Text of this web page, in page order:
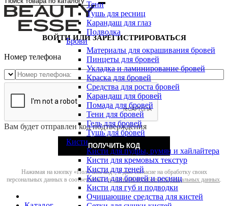
Тени
Тушь для ресниц
Карандаш для глаз
Подводка
Брови
Материалы для окрашивания бровей
Пинцеты для бровей
Укладка и ламинирование бровей
Краска для бровей
Средства для роста бровей
Карандаш для бровей
Помада для бровей
Тени для бровей
Гель для бровей
Тушь для бровей
Кисти
Кисти для пудры, румян и хайлайтера
Кисти для кремовых текстур
Кисти для теней
Кисти для бровей и ресниц
Кисти для губ и подводки
Очищающие средства для кистей
ВОЙТИ ИЛИ ЗАРЕГИСТРИРОВАТЬСЯ
Номер телефона
Вам будет отправлен код подтверждения
ПОЛУЧИТЬ КОД
Нажимая на кнопку «Получить код», я даю согласие на обработку своих
персональных данных в соответствии сполитикой обработки персональных данных.